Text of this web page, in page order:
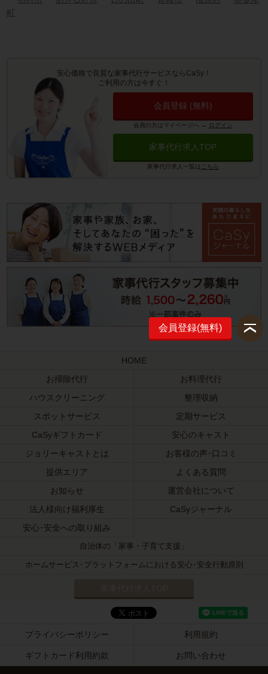
町
安心価格で良質な家事代行サービスならCaSy！
ご利用の方は今すぐ！
会員登録 (無料)
会員の方はマイページへ → ログイン
家事代行求人TOP
家事代行求人一覧は こちら
会員登録(無料)
HOME
お掃除代行
お料理代行
ハウスクリーニング
整理収納
スポットサービス
定期サービス
CaSyギフトカード
安心のキャスト
ジョリーキャストとは
お客様の声･口コミ
提供エリア
よくある質問
お知らせ
運営会社について
法人様向け福利厚生
CaSyジャーナル
安心･安全への取り組み
自治体の「家事・子育て支援」
ホームサービス･プラットフォームにおける安心･安全行動原則
プライバシーポリシー 利用規約
ギフトカード利用約款 お問い合わせ